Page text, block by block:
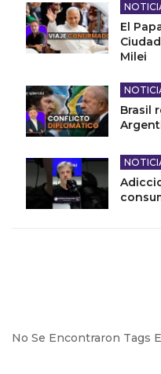
El
Milei
Brasil
No Se Encontraron Tags